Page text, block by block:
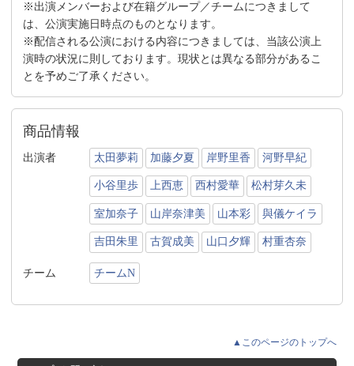
※出演メンバーおよび在籍グループ／チームにつきまして
は、公演実施日時点のものとなります。
※配信される公演における内容につきましては、当該公演上
演時の状況に則しております。現状とは異なる部分があるこ
とを予めご了承ください。
商品情報
出演者 太田夢莉 加藤夕夏 岸野里香 河野早紀
小谷里歩 上西恵 西村愛華 松村芽久未
室加奈子 山岸奈津美 山本彩 與儀ケイラ
吉田朱里 古賀成美 山口夕輝 村重杏奈
チーム チームN
▲このページのトップへ